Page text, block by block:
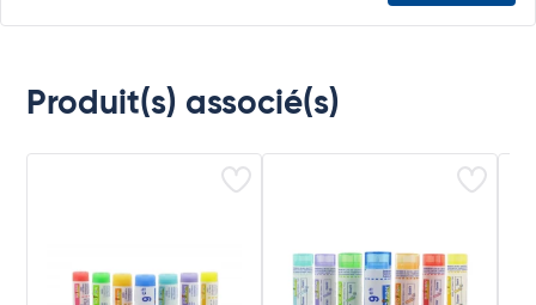
Produit(s) associé(s)